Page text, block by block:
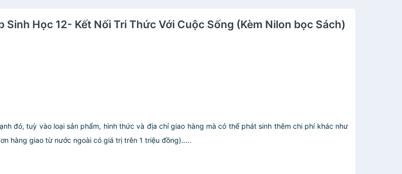
Học 12- Kết Nối Tri Thức Với Cuộc Sống (Kèm Nilon bọc Sách)
đó, tuỳ vào loại sản phẩm, hình thức và địa chỉ giao hàng mà có thể phát sinh thêm chi phí khác như
hàng giao từ nước ngoài có giá trị trên 1 triệu đồng).....